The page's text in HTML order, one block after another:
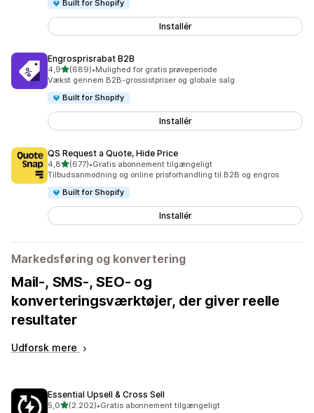
Built for Shopify
Installér
Engrosprisrabat B2B
4,9ud af 5 stjerner
(689)
689 anmeldelser i alt
•Mulighed for gratis prøveperiode
Vækst gennem B2B-grossistpriser og globale salg
Built for Shopify
Installér
QS Request a Quote, Hide Price
4,8ud af 5 stjerner
(677)
677 anmeldelser i alt
•Gratis abonnement tilgængeligt
Tilbudsanmodning og online prisforhandling til B2B og engros
Built for Shopify
Installér
Markedsføring og konvertering
Mail-, SMS-, SEO- og
konverteringsværktøjer, der giver reelle
resultater
Udforsk mere
Essential Upsell & Cross Sell
5,0ud af 5 stjerner
(2.202)
2202 anmeldelser i alt
•Gratis abonnement tilgængeligt